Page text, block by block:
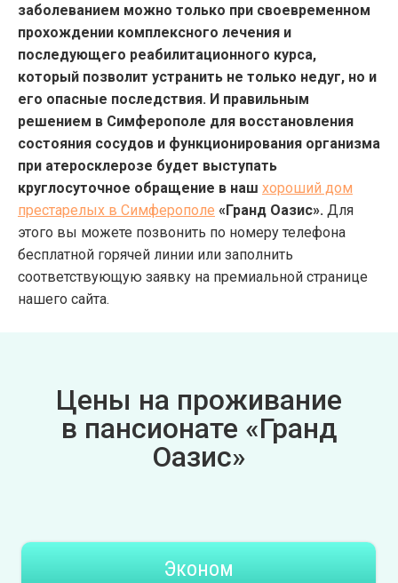
заболеванием можно только при своевременном
прохождении комплексного лечения и
последующего реабилитационного курса,
который позволит устранить не только недуг, но и
его опасные последствия. И правильным
решением в Симферополе для восстановления
состояния сосудов и функционирования организма
при атеросклерозе будет выступать
круглосуточное обращение в наш хороший дом
престарелых в Симферополе «Гранд Оазис». Для
этого вы можете позвонить по номеру телефона
бесплатной горячей линии или заполнить
соответствующую заявку на премиальной странице
нашего сайта.
Цены на проживание
в пансионате «Гранд
Оазис»
Эконом